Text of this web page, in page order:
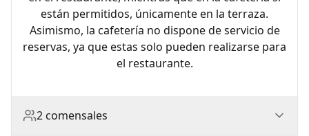
están permitidos, únicamente en la terraza.
Asimismo, la cafetería no dispone de servicio de
reservas, ya que estas solo pueden realizarse para
el restaurante.
2 comensales